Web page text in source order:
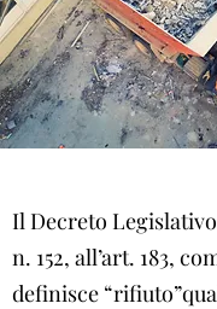
Il Decreto
n. 152, all’art. 183,
definisce